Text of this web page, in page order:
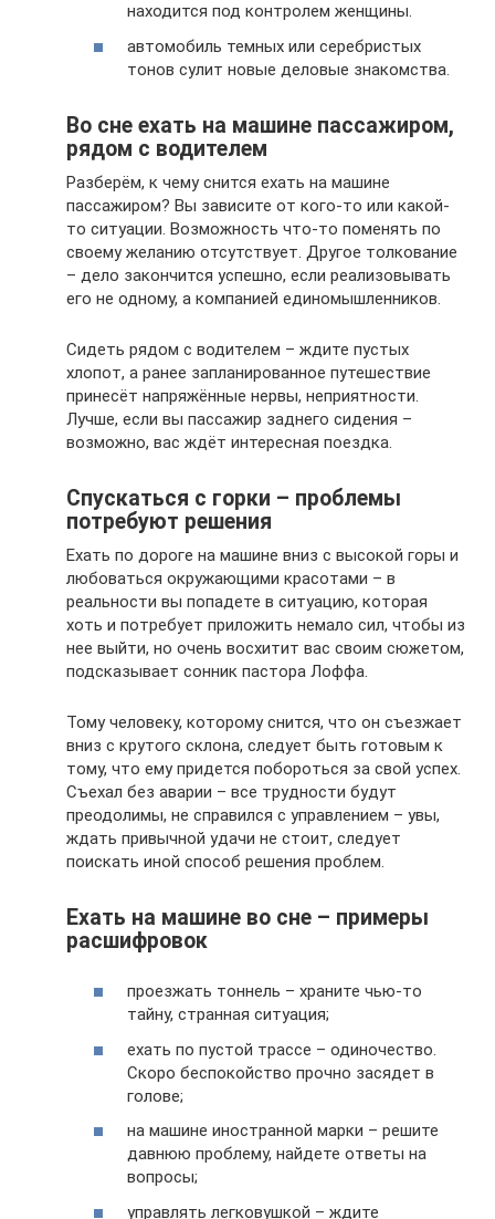
находится под контролем женщины.
автомобиль темных или серебристых
тонов сулит новые деловые знакомства.
Во сне ехать на машине пассажиром,
рядом с водителем
Разберём, к чему снится ехать на машине
пассажиром? Вы зависите от кого-то или какой-
то ситуации. Возможность что-то поменять по
своему желанию отсутствует. Другое толкование
– дело закончится успешно, если реализовывать
его не одному, а компанией единомышленников.
Сидеть рядом с водителем – ждите пустых
хлопот, а ранее запланированное путешествие
принесёт напряжённые нервы, неприятности.
Лучше, если вы пассажир заднего сидения –
возможно, вас ждёт интересная поездка.
Спускаться с горки – проблемы
потребуют решения
Ехать по дороге на машине вниз с высокой горы и
любоваться окружающими красотами – в
реальности вы попадете в ситуацию, которая
хоть и потребует приложить немало сил, чтобы из
нее выйти, но очень восхитит вас своим сюжетом,
подсказывает сонник пастора Лоффа.
Тому человеку, которому снится, что он съезжает
вниз с крутого склона, следует быть готовым к
тому, что ему придется побороться за свой успех.
Съехал без аварии – все трудности будут
преодолимы, не справился с управлением – увы,
ждать привычной удачи не стоит, следует
поискать иной способ решения проблем.
Ехать на машине во сне – примеры
расшифровок
проезжать тоннель – храните чью-то
тайну, странная ситуация;
ехать по пустой трассе – одиночество.
Скоро беспокойство прочно засядет в
голове;
на машине иностранной марки – решите
давнюю проблему, найдете ответы на
вопросы;
управлять легковушкой – ждите